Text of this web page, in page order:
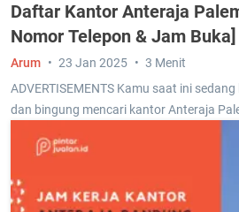
Daftar Kantor Anteraja
Nomor Telepon & Jam Buka]
ADVERTISEMENTS Kamu saat ini
dan bingung mencari kantor Anteraja
Arum 23 Jan 2025 3 Menit